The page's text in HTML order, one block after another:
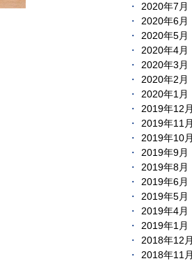
2020年7月
2020年6月
2020年5月
2020年4月
2020年3月
2020年2月
2020年1月
2019年12月
2019年11月
2019年10月
2019年9月
2019年8月
2019年6月
2019年5月
2019年4月
2019年1月
2018年12月
2018年11月